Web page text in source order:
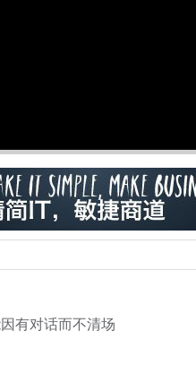
有对话而不清场